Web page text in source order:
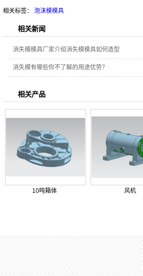
相关标签： 泡沫模模具
相关新闻
消失模模具厂家介绍消失模模具如何造型
消失模有哪些你不了解的用途优势？
相关产品
10吨箱体 风机